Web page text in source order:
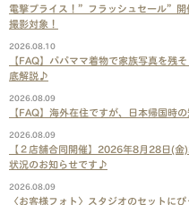
電撃プライス！”フラッシュセール”
撮影対象！
2026.08.10
【FAQ】パパママ着物で家族写真を残
底解説♪
2026.08.09
【FAQ】海外在住ですが、日本帰国時
2026.08.09
【２店舗合同開催】2026年8月28日(
状況のお知らせです♪
2026.08.09
〈お客様フォト〉スタジオのセットに